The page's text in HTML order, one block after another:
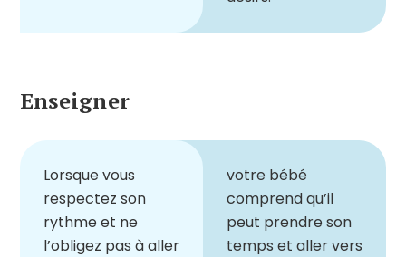
Enseigner
Lorsque vous
respectez son
rythme et ne
l’obligez pas à aller
votre bébé
comprend qu’il
peut prendre son
temps et allervers